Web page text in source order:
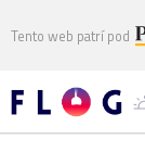
Tento web patrí pod